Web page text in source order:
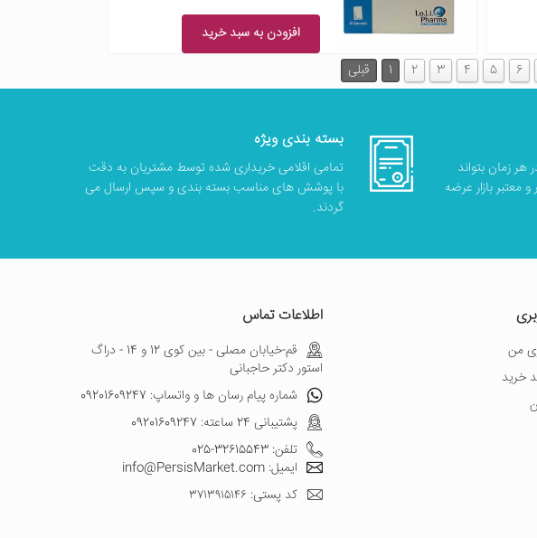
افزودن به سبد خرید
قبلی
1 2 3 4 5 6
زمان بتواند
معتبر بازار عرضه
بسته بندی ویژه
تمامی اقلامی خریداری شده توسط مشتریان به دقت
با پوشش های مناسب بسته بندی و سپس ارسال می
گردند.
من
خرید
اطلاعات تماس
قم-خیابان مصلی - بین کوی 12 و 14 - دراگ
استور دکتر حاجبانی
شماره پیام رسان ها و واتساپ: 09201609247
پشتیبانی 24 ساعته: 09201609247
تلفن: 32615543-025
ایمیل: info@PersisMarket.com
کد پستی: ۳۷۱۳۹۱۵۱۴۶